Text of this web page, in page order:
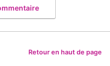
Retour en haut de page